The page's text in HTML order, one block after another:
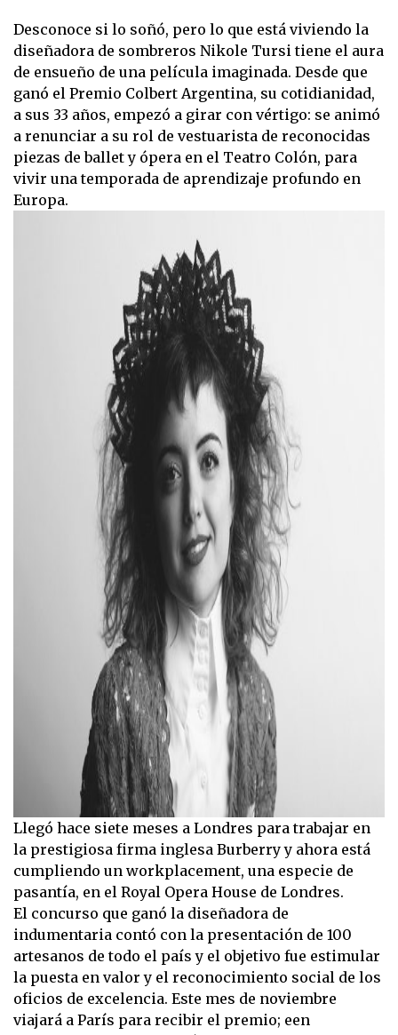
Desconoce si lo soñó, pero lo que está viviendo la
diseñadora de sombreros Nikole Tursi tiene el aura
de ensueño de una película imaginada. Desde que
ganó el Premio Colbert Argentina, su cotidianidad,
a sus 33 años, empezó a girar con vértigo: se animó
a renunciar a su rol de vestuarista de reconocidas
piezas de ballet y ópera en el Teatro Colón, para
vivir una temporada de aprendizaje profundo en
Europa.
Llegó hace siete meses a Londres para trabajar en
la prestigiosa firma inglesa Burberry y ahora está
cumpliendo un workplacement, una especie de
pasantía, en el Royal Opera House de Londres.
El concurso que ganó la diseñadora de
indumentaria contó con la presentación de 100
artesanos de todo el país y el objetivo fue estimular
la puesta en valor y el reconocimiento social de los
oficios de excelencia. Este mes de noviembre
viajará a París para recibir el premio; een